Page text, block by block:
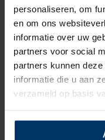
personaliseren, om
en om ons
informatie over uw
partners voor social
partners kunnen
informatie die u aan
verzameld op basis
Neusbeveiliging
Zoolbeveiliging
Zoolmateriaal
Overige